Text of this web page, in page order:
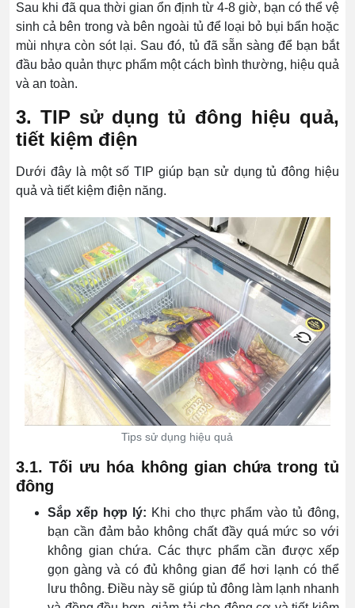
Sau khi đã qua thời gian ổn định từ 4-8 giờ, bạn có thể vệ
sinh cả bên trong và bên ngoài tủ để loại bỏ bụi bẩn hoặc
mùi nhựa còn sót lại. Sau đó, tủ đã sẵn sàng để bạn bắt
đầu bảo quản thực phẩm một cách bình thường, hiệu quả
và an toàn.
3. TIP sử dụng tủ đông hiệu quả,
tiết kiệm điện
Dưới đây là một số TIP giúp bạn sử dụng tủ đông hiệu
quả và tiết kiệm điện năng.
Tips sử dụng hiệu quả
3.1. Tối ưu hóa không gian chứa trong tủ
đông
Sắp xếp hợp lý: Khi cho thực phẩm vào tủ đông,
bạn cần đảm bảo không chất đầy quá mức so với
không gian chứa. Các thực phẩm cần được xếp
gọn gàng và có đủ không gian để hơi lạnh có thể
lưu thông. Điều này sẽ giúp tủ đông làm lạnh nhanh